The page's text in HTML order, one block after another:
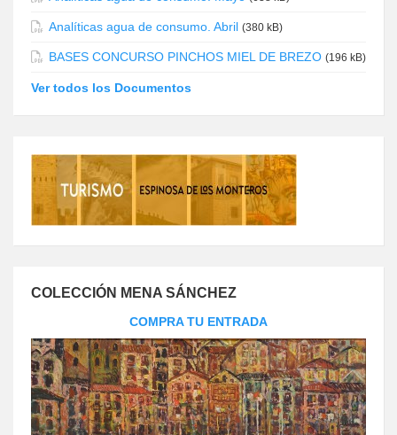
Analíticas agua de consumo. Abril (380 kB)
BASES CONCURSO PINCHOS MIEL DE BREZO (196 kB)
Ver todos los Documentos
COLECCIÓN MENA SÁNCHEZ
COMPRA TU ENTRADA